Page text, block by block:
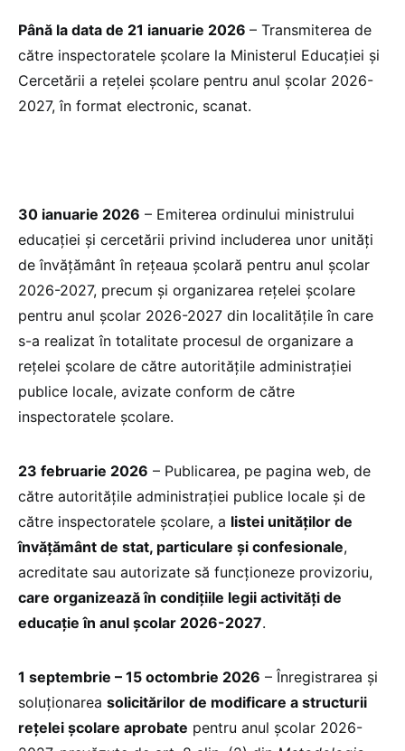
Până la data de 21 ianuarie 2026 – Transmiterea de
către inspectoratele școlare la Ministerul Educației și
Cercetării a rețelei școlare pentru anul școlar 2026-
2027, în format electronic, scanat.
30 ianuarie 2026 – Emiterea ordinului ministrului
educației și cercetării privind includerea unor unități
de învățământ în rețeaua școlară pentru anul școlar
2026-2027, precum și organizarea rețelei școlare
pentru anul școlar 2026-2027 din localitățile în care
s-a realizat în totalitate procesul de organizare a
rețelei școlare de către autoritățile administrației
publice locale, avizate conform de către
inspectoratele școlare.
23 februarie 2026 – Publicarea, pe pagina web, de
către autoritățile administrației publice locale și de
către inspectoratele școlare, a listei unităților de
învățământ de stat, particulare și confesionale,
acreditate sau autorizate să funcționeze provizoriu,
care organizează în condițiile legii activități de
educație în anul școlar 2026-2027.
1 septembrie – 15 octombrie 2026 – Înregistrarea și
soluționarea solicitărilor de modificare a structurii
rețelei școlare aprobate pentru anul școlar 2026-